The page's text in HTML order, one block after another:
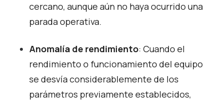
cercano, aunque aún no haya ocurrido una
parada operativa.
Anomalía de rendimiento: Cuando el
rendimiento o funcionamiento del equipo
se desvía considerablemente de los
parámetros previamente establecidos,